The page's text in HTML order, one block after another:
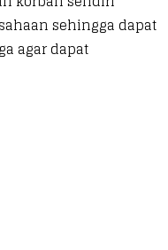
sehingga dapat
agar dapat